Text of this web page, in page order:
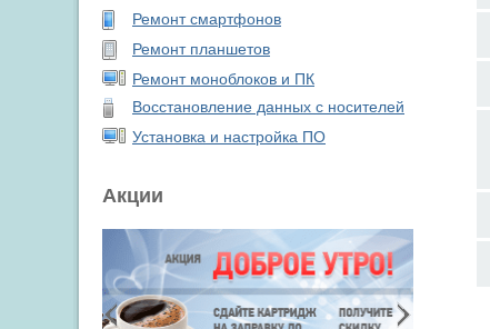
Ремонт смартфонов
Ремонт планшетов
Ремонт моноблоков и ПК
Восстановление данных с носителей
Установка и настройка ПО
Акции